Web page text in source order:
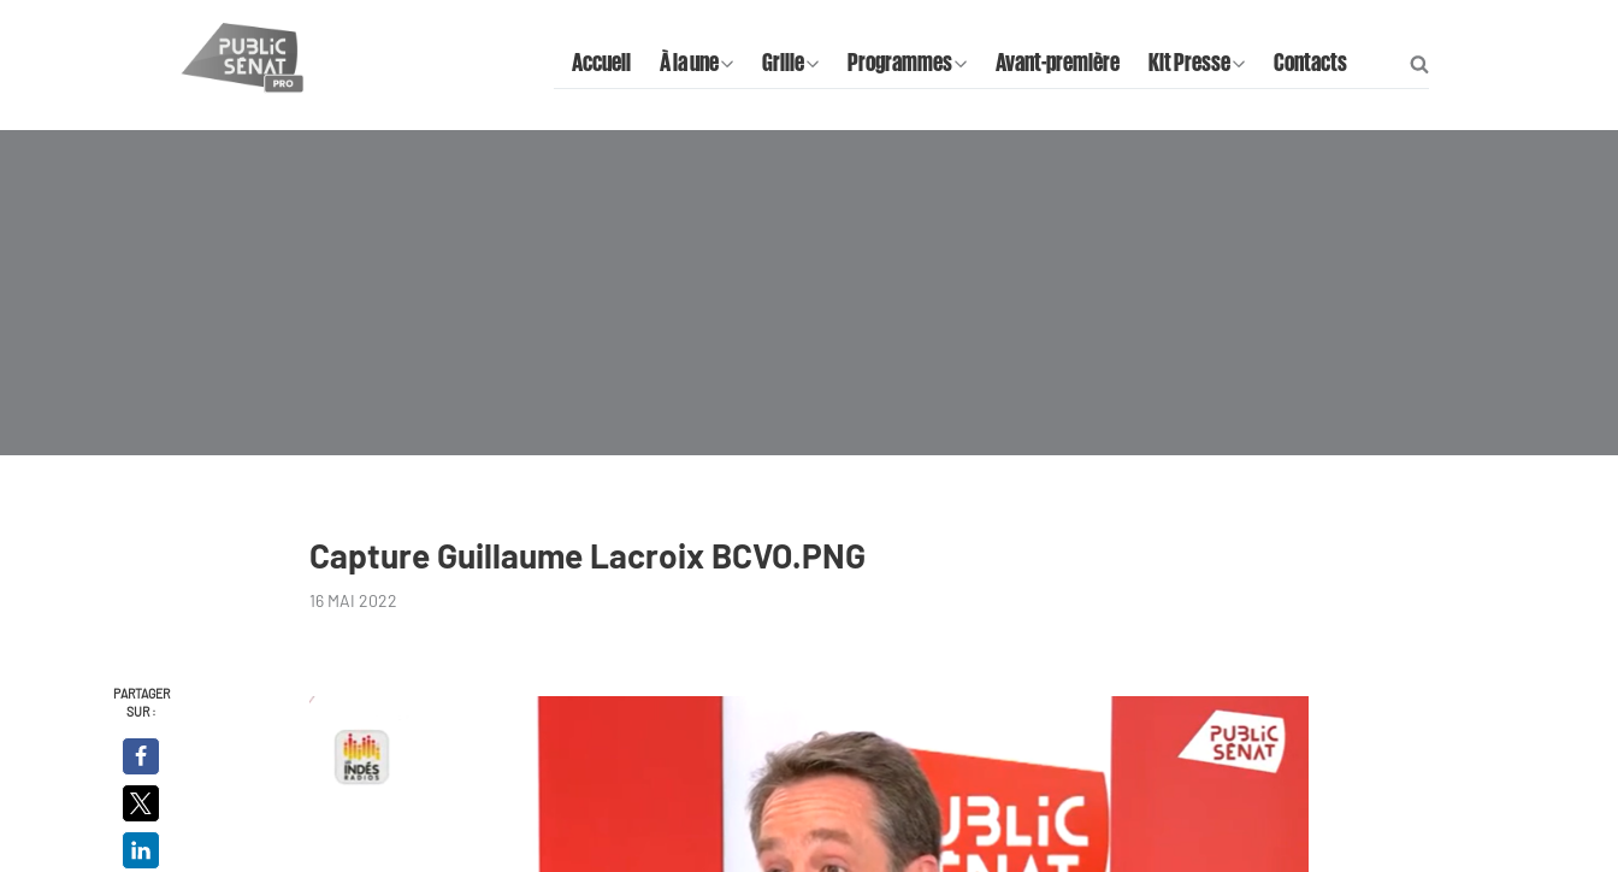
Accueil À la une Grille Programmes Avant-première Kit Presse Contacts
Capture Guillaume Lacroix BCVO.PNG
16 MAI 2022
PARTAGER
SUR :